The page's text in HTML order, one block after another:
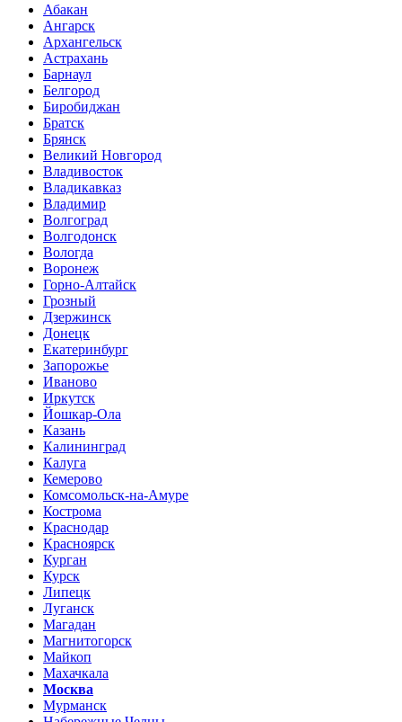
Абакан
Ангарск
Архангельск
Астрахань
Барнаул
Белгород
Биробиджан
Братск
Брянск
Великий Новгород
Владивосток
Владикавказ
Владимир
Волгоград
Волгодонск
Вологда
Воронеж
Горно-Алтайск
Грозный
Дзержинск
Донецк
Екатеринбург
Запорожье
Иваново
Иркутск
Йошкар-Ола
Казань
Калининград
Калуга
Кемерово
Комсомольск-на-Амуре
Кострома
Краснодар
Красноярск
Курган
Курск
Липецк
Луганск
Магадан
Магнитогорск
Майкоп
Махачкала
Москва
Мурманск